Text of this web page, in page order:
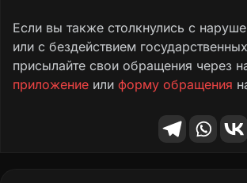
Если вы также столкнулись с
или с бездействием
присылайте свои обращения через
приложение или форму обращения